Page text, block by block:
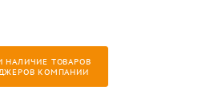
НАЛИЧИЕ ТОВАРОВ
КОМПАНИИ